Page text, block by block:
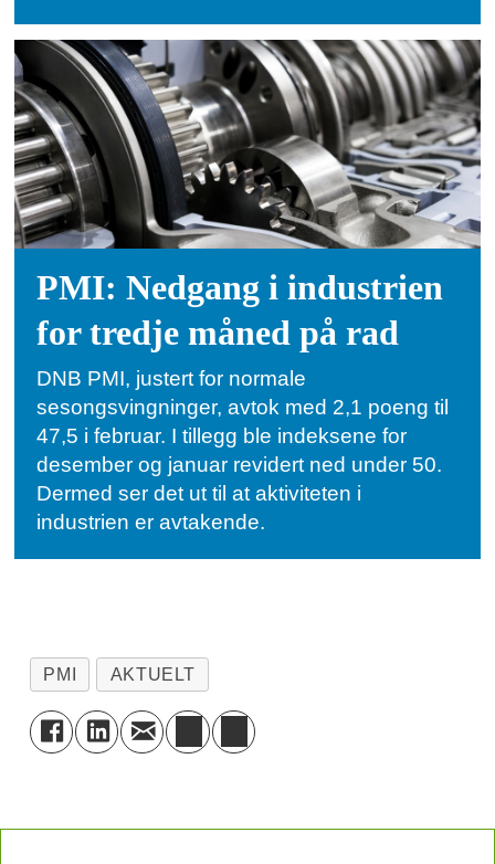
PMI: Nedgang i industrien
for tredje måned på rad
DNB PMI, justert for normale
sesongsvingninger, avtok med 2,1 poeng til
47,5 i februar. I tillegg ble indeksene for
desember og januar revidert ned under 50.
Dermed ser det ut til at aktiviteten i
industrien er avtakende.
PMI AKTUELT